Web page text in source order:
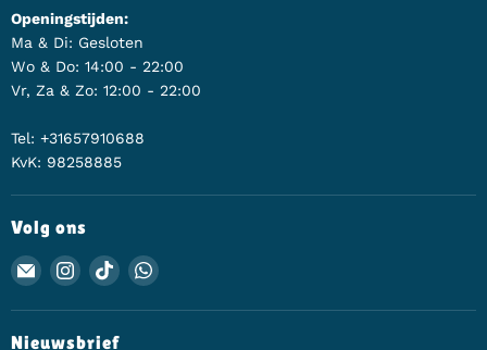
Openingstijden:
Ma & Di: Gesloten
Wo & Do: 14:00 - 22:00
Vr, Za & Zo: 12:00 - 22:00
Tel: +31657910688
KvK: 98258885
Volg ons
Email Animerch
Vind ons op Instagram
Vind ons op TikTok
Nieuwsbrief